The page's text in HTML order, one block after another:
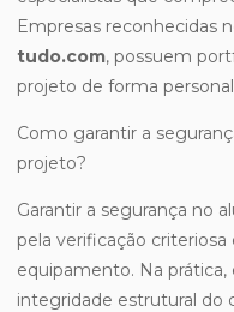
Empresas reconhecidas
tudo.com, possuem
projeto de forma
Como garantir a
projeto?
Garantir a segurança no
pela verificação
equipamento. Na prática,
integridade estrutural do